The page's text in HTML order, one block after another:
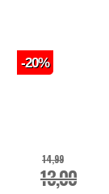
13,00
14,99
-20%